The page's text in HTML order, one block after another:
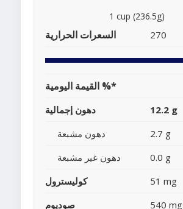
1 cup (236.5g)
السعرات الحرارية 270
القيمة اليومية %*
دهون إجمالية 12.2 g
دهون مشبعة
2.7 g
دهون غير مشبعة
0.0 g
كوليسترول
51 mg
صوديوم
540 mg